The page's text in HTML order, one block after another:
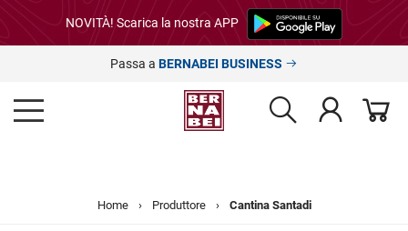
NOVITÀ! Scarica la nostra APP
Passa a BERNABEI BUSINESS
Home › Produttore › Cantina Santadi